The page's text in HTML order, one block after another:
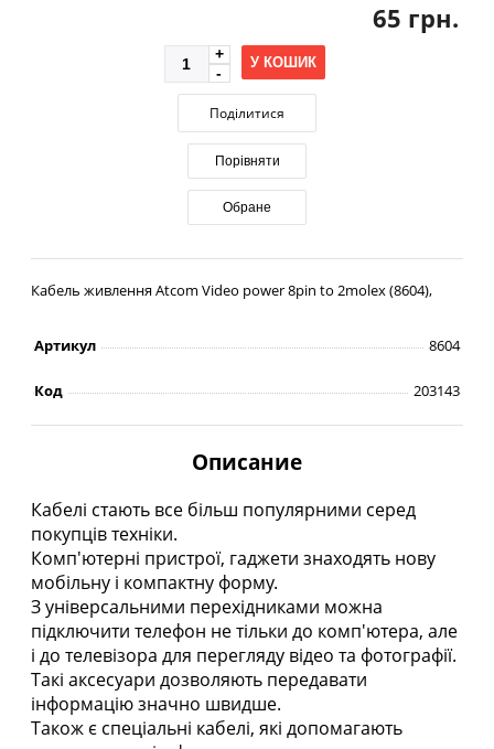
65 грн.
У КОШИК
Поділитися
Порівняти
Обране
Кабель живлення Atcom Video power 8pin to 2molex (8604),
Артикул 8604
Код 203143
Описание
Кабелі стають все більш популярними серед
покупців техніки.
Комп'ютерні пристрої, гаджети знаходять нову
мобільну і компактну форму.
З універсальними перехідниками можна
підключити телефон не тільки до комп'ютера, але
і до телевізора для перегляду відео та фотографії.
Такі аксесуари дозволяють передавати
інформацію значно швидше.
Також є спеціальні кабелі, які допомагають